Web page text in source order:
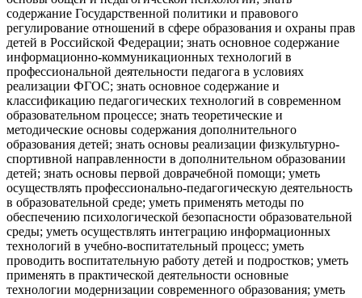
содержание Государственной политики и правового
регулирование отношений в сфере образования и охраны прав
детей в Российской Федерации; знать основное содержание
информационно-коммуникационных технологий в
профессиональной деятельности педагога в условиях
реализации ФГОС; знать основное содержание и
классификацию педагогических технологий в современном
образовательном процессе; знать теоретические и
методические основы содержания дополнительного
образования детей; знать основы реализации физкультурно-
спортивной направленности в дополнительном образовании
детей; знать основы первой доврачебной помощи; уметь
осуществлять профессионально-педагогическую деятельность
в образовательной среде; уметь применять методы по
обеспечению психологической безопасности образовательной
среды; уметь осуществлять интеграцию информационных
технологий в учебно-воспитательный процесс; уметь
проводить воспитательную работу детей и подростков; уметь
применять в практической деятельности основные
технологии модернизации современного образования; уметь